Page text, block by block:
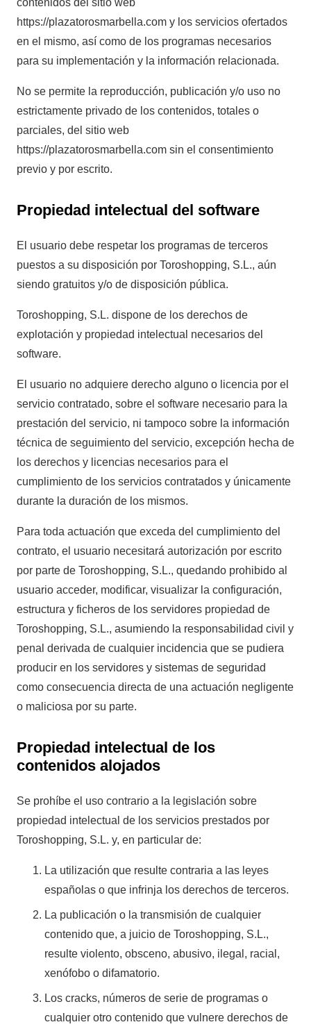
contenidos del sitio web
https://plazatorosmarbella.com y los servicios ofertados
en el mismo, así como de los programas necesarios
para su implementación y la información relacionada.
No se permite la reproducción, publicación y/o uso no
estrictamente privado de los contenidos, totales o
parciales, del sitio web
https://plazatorosmarbella.com sin el consentimiento
previo y por escrito.
Propiedad intelectual del software
El usuario debe respetar los programas de terceros
puestos a su disposición por Toroshopping, S.L., aún
siendo gratuitos y/o de disposición pública.
Toroshopping, S.L. dispone de los derechos de
explotación y propiedad intelectual necesarios del
software.
El usuario no adquiere derecho alguno o licencia por el
servicio contratado, sobre el software necesario para la
prestación del servicio, ni tampoco sobre la información
técnica de seguimiento del servicio, excepción hecha de
los derechos y licencias necesarios para el
cumplimiento de los servicios contratados y únicamente
durante la duración de los mismos.
Para toda actuación que exceda del cumplimiento del
contrato, el usuario necesitará autorización por escrito
por parte de Toroshopping, S.L., quedando prohibido al
usuario acceder, modificar, visualizar la configuración,
estructura y ficheros de los servidores propiedad de
Toroshopping, S.L., asumiendo la responsabilidad civil y
penal derivada de cualquier incidencia que se pudiera
producir en los servidores y sistemas de seguridad
como consecuencia directa de una actuación negligente
o maliciosa por su parte.
Propiedad intelectual de los
contenidos alojados
Se prohíbe el uso contrario a la legislación sobre
propiedad intelectual de los servicios prestados por
Toroshopping, S.L. y, en particular de:
La utilización que resulte contraria a las leyes
españolas o que infrinja los derechos de terceros.
La publicación o la transmisión de cualquier
contenido que, a juicio de Toroshopping, S.L.,
resulte violento, obsceno, abusivo, ilegal, racial,
xenófobo o difamatorio.
Los cracks, números de serie de programas o
cualquier otro contenido que vulnere derechos de